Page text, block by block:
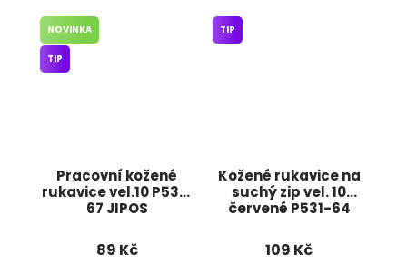
Pracovní kožené
rukavice vel.10 P531-
67 JIPOS
NOVINKA
TIP
89 Kč
Kožené rukavice na
suchý zip vel. 10
červené P531-64
TIP
109 Kč